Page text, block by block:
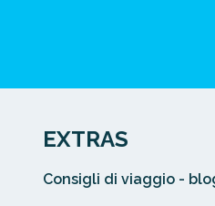
EXTRAS
Consigli di viaggio -